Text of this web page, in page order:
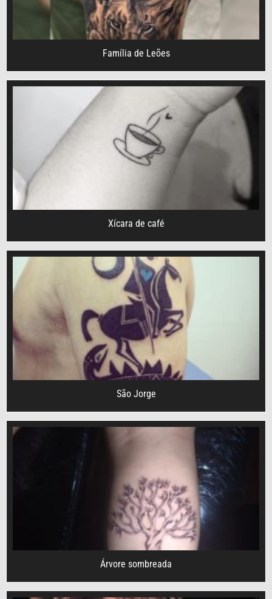
Família de Leões
Xícara de café
São Jorge
Árvore sombreada